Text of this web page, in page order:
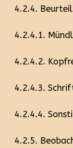
4.2.4.
4.2.4.1.
4.2.4.2.
4.2.4.3.
4.2.4.4.
4.2.5.